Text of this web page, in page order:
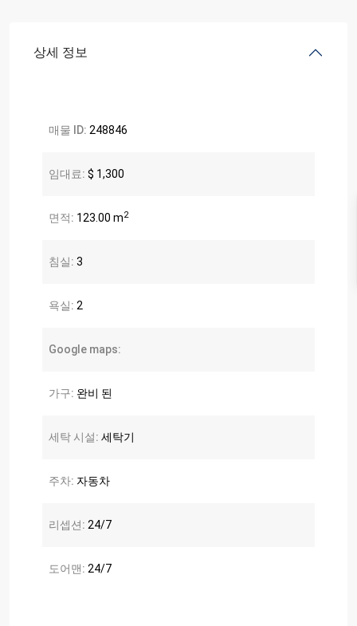
상세 정보
매물 ID: 248846
임대료: $ 1,300
면적: 123.00 m2
침실: 3
욕실: 2
Google maps:
가구: 완비 된
세탁 시설: 세탁기
주차: 자동차
리셉션: 24/7
도어맨: 24/7